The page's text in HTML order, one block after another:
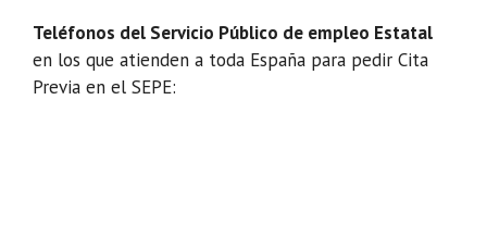
Teléfonos del Servicio Público de empleo Estatal
en los que atienden a toda España para pedir Cita
Previa en el SEPE: